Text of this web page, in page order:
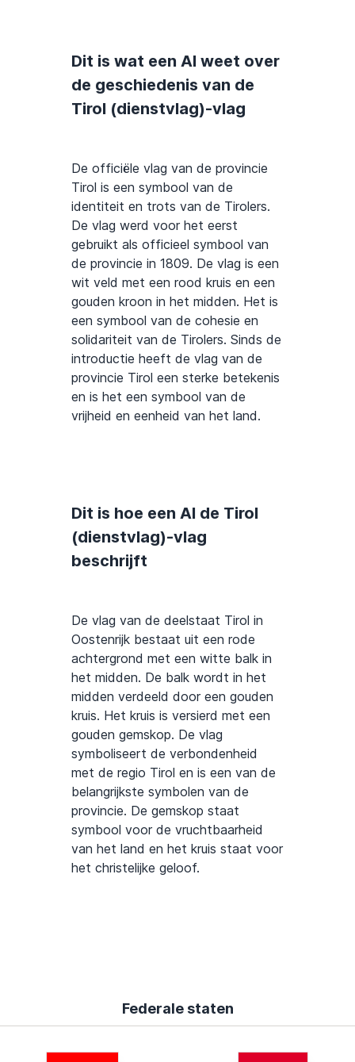
Dit is wat een AI weet over
de geschiedenis van de
Tirol (dienstvlag)-vlag
De officiële vlag van de provincie
Tirol is een symbool van de
identiteit en trots van de Tirolers.
De vlag werd voor het eerst
gebruikt als officieel symbool van
de provincie in 1809. De vlag is een
wit veld met een rood kruis en een
gouden kroon in het midden. Het is
een symbool van de cohesie en
solidariteit van de Tirolers. Sinds de
introductie heeft de vlag van de
provincie Tirol een sterke betekenis
en is het een symbool van de
vrijheid en eenheid van het land.
Dit is hoe een AI de Tirol
(dienstvlag)-vlag
beschrijft
De vlag van de deelstaat Tirol in
Oostenrijk bestaat uit een rode
achtergrond met een witte balk in
het midden. De balk wordt in het
midden verdeeld door een gouden
kruis. Het kruis is versierd met een
gouden gemskop. De vlag
symboliseert de verbondenheid
met de regio Tirol en is een van de
belangrijkste symbolen van de
provincie. De gemskop staat
symbool voor de vruchtbaarheid
van het land en het kruis staat voor
het christelijke geloof.
Federale staten